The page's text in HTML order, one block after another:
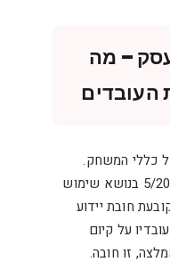
– מה
העובדים
כללי המשחק.
הנחיית רשם מאגרי מידע מס' 5/2017 בנושא שימוש
חובת יידוע
על קיום
זו חובה.